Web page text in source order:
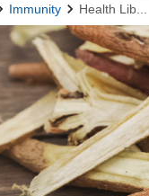
Immunity Health Lib...